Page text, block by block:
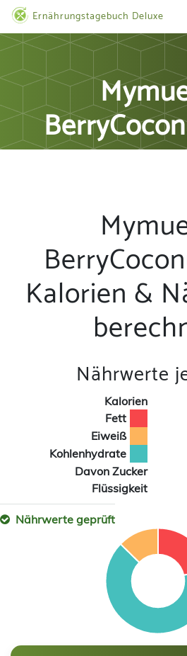
Ernährungstagebuch Deluxe
Kalorien &
Nährwerte
Kalorien
Fett
Eiweiß
Kohlenhydrate
Davon Zucker
Flüssigkeit
Nährwerte geprüft